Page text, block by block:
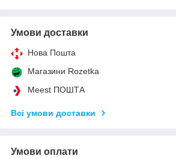
Умови доставки
Нова Пошта
Магазини Rozetka
Meest ПОШТА
Всі умови доставки
Умови оплати